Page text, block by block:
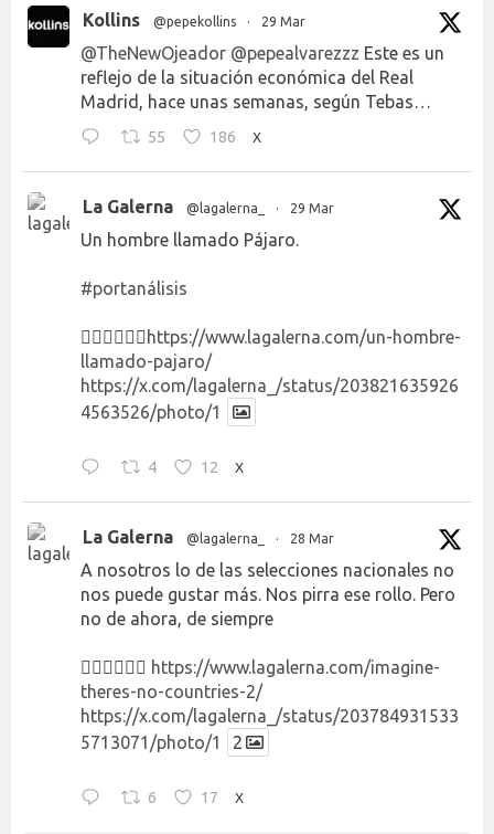
Kollins @pepekollins · 29 Mar
@TheNewOjeador @pepealvarezzz Este es un
reflejo de la situación económica del Real
Madrid, hace unas semanas, según Tebas…
55 186 X
La Galerna @lagalerna_ · 29 Mar
Un hombre llamado Pájaro.
#portanálisis
👉🏻👉🏻👉🏻 https://www.lagalerna.com/un-hombre-
llamado-pajaro/
https://x.com/lagalerna_/status/203821635926
4563526/photo/1
4 12 X
La Galerna @lagalerna_ · 28 Mar
A nosotros lo de las selecciones nacionales no
nos puede gustar más. Nos pirra ese rollo. Pero
no de ahora, de siempre
👉🏻👉🏻👉🏻 https://www.lagalerna.com/imagine-
theres-no-countries-2/
https://x.com/lagalerna_/status/203784931533
5713071/photo/1
2
6 17 X